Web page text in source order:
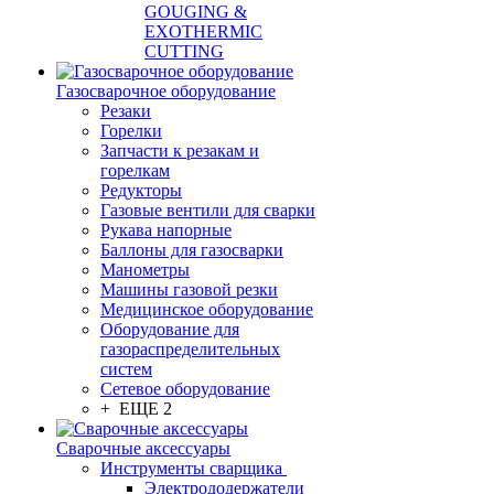
GOUGING &
EXOTHERMIC
CUTTING
Газосварочное оборудование
Резаки
Горелки
Запчасти к резакам и
горелкам
Редукторы
Газовые вентили для сварки
Рукава напорные
Баллоны для газосварки
Манометры
Машины газовой резки
Медицинское оборудование
Оборудование для
газораспределительных
систем
Сетевое оборудование
+ ЕЩЕ 2
Сварочные аксессуары
Инструменты сварщика
Электрододержатели